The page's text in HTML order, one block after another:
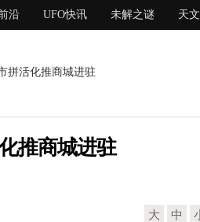
沿 UFO快讯 未解之谜 天
拼活化推商城进驻
推商城进驻
大 中